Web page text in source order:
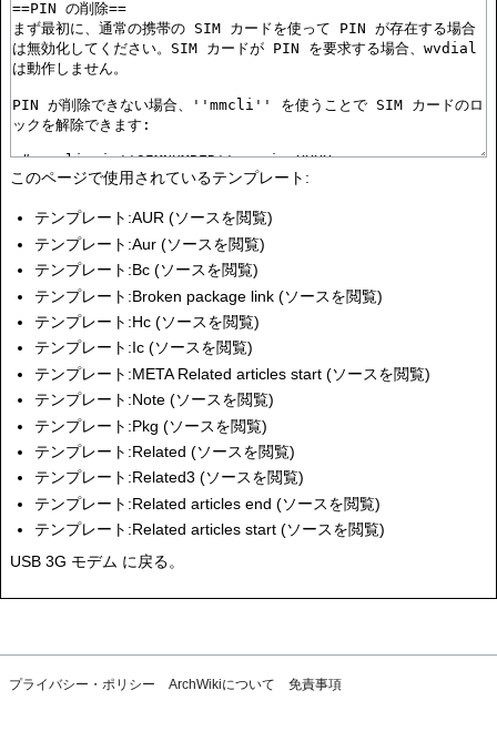
このページで使用されているテンプレート:
テンプレート:AUR (ソースを閲覧)
テンプレート:Aur (ソースを閲覧)
テンプレート:Bc (ソースを閲覧)
テンプレート:Broken package link (ソースを閲覧)
テンプレート:Hc (ソースを閲覧)
テンプレート:Ic (ソースを閲覧)
テンプレート:META Related articles start (ソースを閲覧)
テンプレート:Note (ソースを閲覧)
テンプレート:Pkg (ソースを閲覧)
テンプレート:Related (ソースを閲覧)
テンプレート:Related3 (ソースを閲覧)
テンプレート:Related articles end (ソースを閲覧)
テンプレート:Related articles start (ソースを閲覧)
USB 3G モデム に戻る。
プライバシー・ポリシー ArchWikiについて 免責事項